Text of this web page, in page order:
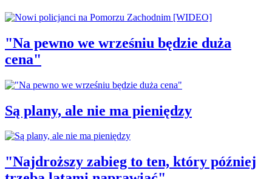
"Na pewno we wrześniu będzie duża
cena"
Są plany, ale nie ma pieniędzy
"Najdroższy zabieg to ten, który później